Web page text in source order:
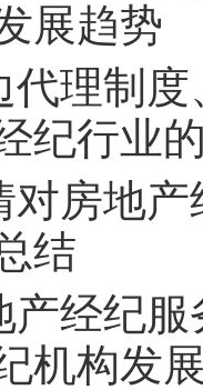
展趋势
代理制
纪行业
对房地
结
产经纪
机构发